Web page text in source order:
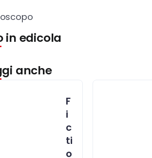
in edicola
anche
F
i
c
ti
o